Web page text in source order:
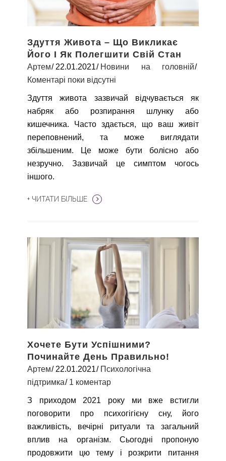
Здуття Живота – Що Викликає
Його І Як Полегшити Свій Стан
Артем 22.01.2021
Новини на головній
Коментарі поки відсутні
Здуття живота зазвичай відчувається як
набряк або розпирання шлунку або
кишечника. Часто здається, що ваш живіт
переповнений, та може виглядати
збільшеним. Це може бути болісно або
незручно. Зазвичай це симптом чогось
іншого.
+ ЧИТАТИ БІЛЬШЕ
Хочете Бути Успішними?
Починайте День Правильно!
Артем 22.01.2021
Психологічна
підтримка
1 коментар
З приходом 2021 року ми вже встигли
поговорити про психогігієну сну, його
важливість, вечірні ритуали та загальний
вплив на організм. Сьогодні пропоную
продовжити цю тему і розкрити питання